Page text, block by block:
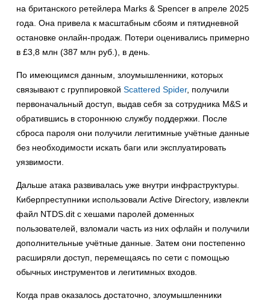
на британского ретейлера Marks & Spencer в апреле 2025
года. Она привела к масштабным сбоям и пятидневной
остановке онлайн-продаж. Потери оценивались примерно
в £3,8 млн (387 млн руб.), в день.
По имеющимся данным, злоумышленники, которых
связывают с группировкой Scattered Spider, получили
первоначальный доступ, выдав себя за сотрудника M&S и
обратившись в стороннюю службу поддержки. После
сброса пароля они получили легитимные учётные данные
без необходимости искать баги или эксплуатировать
уязвимости.
Дальше атака развивалась уже внутри инфраструктуры.
Киберпреступники использовали Active Directory, извлекли
файл NTDS.dit с хешами паролей доменных
пользователей, взломали часть из них офлайн и получили
дополнительные учётные данные. Затем они постепенно
расширяли доступ, перемещаясь по сети с помощью
обычных инструментов и легитимных входов.
Когда прав оказалось достаточно, злоумышленники